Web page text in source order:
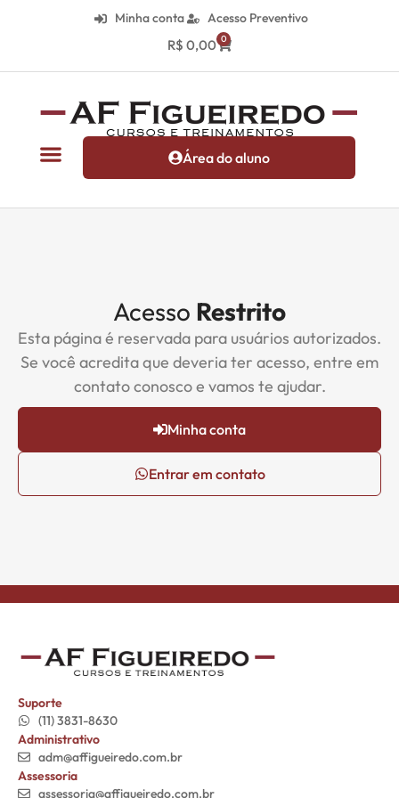
Minha conta Acesso Preventivo
R$ 0,00 0
Área do aluno
Acesso Restrito
Esta página é reservada para usuários autorizados.
Se você acredita que deveria ter acesso, entre em
contato conosco e vamos te ajudar.
Minha conta
Entrar em contato
Suporte
(11) 3831-8630
Administrativo
adm@affigueiredo.com.br
Assessoria
assessoria@affigueiredo.com.br